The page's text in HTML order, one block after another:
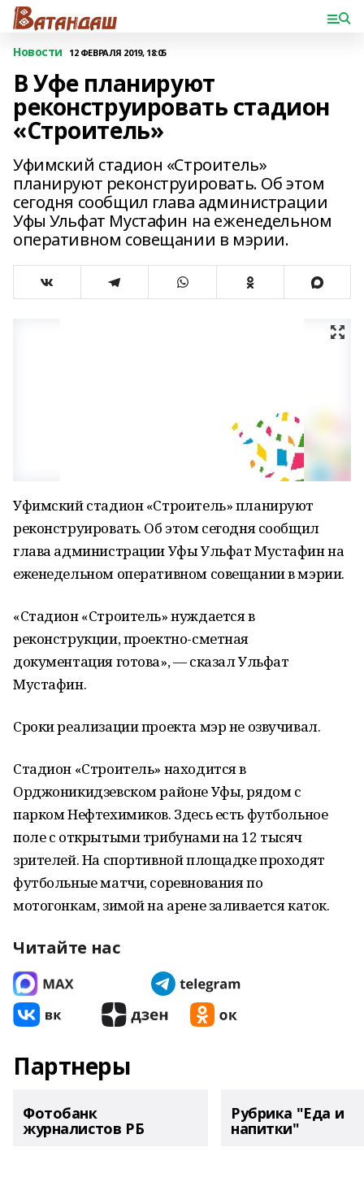
Новости 12 ФЕВРАЛЯ 2019, 18:05
В Уфе планируют
реконструировать стадион
«Строитель»
Уфимский стадион «Строитель»
планируют реконструировать. Об этом
сегодня сообщил глава администрации
Уфы Ульфат Мустафин на еженедельном
оперативном совещании в мэрии.
Уфимский стадион «Строитель» планируют
реконструировать. Об этом сегодня сообщил
глава администрации Уфы Ульфат Мустафин на
еженедельном оперативном совещании в мэрии.
«Стадион «Строитель» нуждается в
реконструкции, проектно-сметная
документация готова», — сказал Ульфат
Мустафин.
Сроки реализации проекта мэр не озвучивал.
Стадион «Строитель» находится в
Орджоникидзевском районе Уфы, рядом с
парком Нефтехимиков. Здесь есть футбольное
поле с открытыми трибунами на 12 тысяч
зрителей. На спортивной площадке проходят
футбольные матчи, соревнования по
мотогонкам, зимой на арене заливается каток.
Читайте нас
Партнеры
Фотобанк
журналистов РБ
Рубрика "Еда и
напитки"